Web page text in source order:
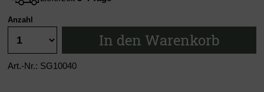
Anzahl
In den Warenkorb
Art.-Nr.: SG10040